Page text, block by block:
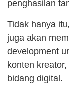
penghasilan
Tidak hanya
juga akan
development
konten
bidang digital.